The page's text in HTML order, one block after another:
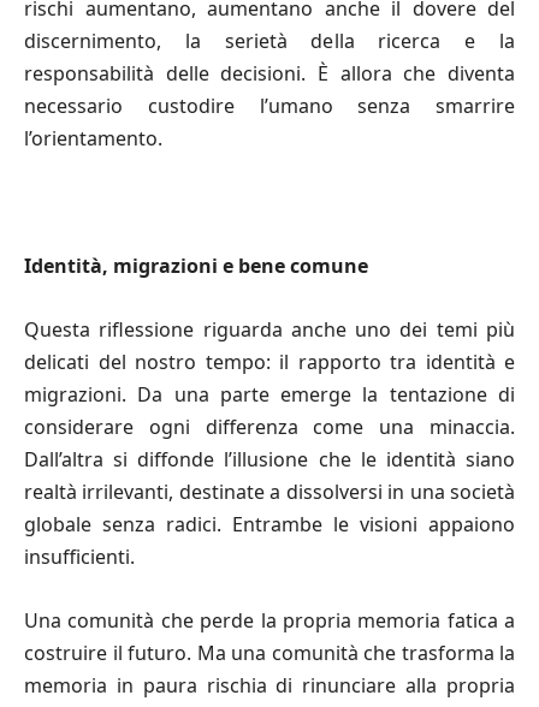
rischi aumentano, aumentano anche il dovere del
discernimento, la serietà della ricerca e la
responsabilità delle decisioni. È allora che diventa
necessario custodire l’umano senza smarrire
l’orientamento.
Identità, migrazioni e bene comune
Questa riflessione riguarda anche uno dei temi più
delicati del nostro tempo: il rapporto tra identità e
migrazioni. Da una parte emerge la tentazione di
considerare ogni differenza come una minaccia.
Dall’altra si diffonde l’illusione che le identità siano
realtà irrilevanti, destinate a dissolversi in una società
globale senza radici. Entrambe le visioni appaiono
insufficienti.
Una comunità che perde la propria memoria fatica a
costruire il futuro. Ma una comunità che trasforma la
memoria in paura rischia di rinunciare alla propria